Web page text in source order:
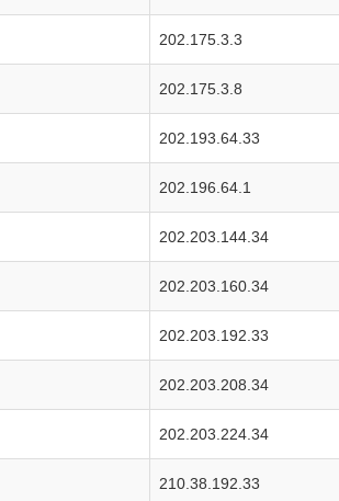
202.175.3.3
202.175.3.8
202.193.64.33
202.196.64.1
202.203.144.34
202.203.160.34
202.203.192.33
202.203.208.34
202.203.224.34
210.38.192.33